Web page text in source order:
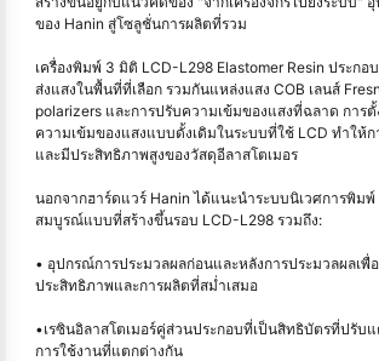
ของ Hanin สู่โซลูชั่นการผลิตที่รวม
เครื่องพิมพ์ 3 มิติ LCD-L298 Elastomer Resin ประกอ
ส่งแสงในพื้นที่ที่เลือก รวมกันแหล่งแสง COB เลนส์
polarizers และการปรับความเข้มของแสงที่ฉลาด การ
ความเข้มของแสงแบบดั้งเดิมในระบบที่ใช้ LCD ทําให้
และมีประสิทธิภาพสูงของวัสดุอีลาสโตเมอร
นอกจากฮาร์ดแวร์ Hanin ได้แนะนำระบบนิเวศการพิม
สมบูรณ์แบบที่สร้างขึ้นรอบ LCD-L298 รวมถึง:
• อุปกรณ์การประมวลผลก่อนและหลังการประมวลผลเพื่
ประสิทธิภาพและการผลิตที่สม่ำเสมอ
•เรซินอิลาสโตเมอร์คู่ส่วนประกอบที่เป็นสิทธิบัตรที่ปรับ
การใช้งานที่แตกต่างกัน